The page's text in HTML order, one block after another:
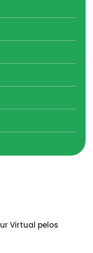
Virtual pelos